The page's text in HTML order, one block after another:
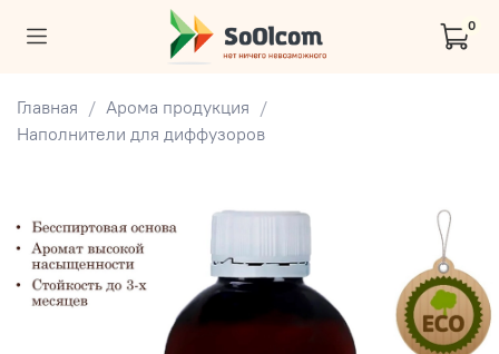
0
Главная
Арома продукция
Наполнители для диффузоров